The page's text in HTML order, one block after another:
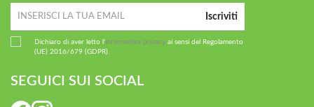
Iscriviti
Dichiaro di aver letto l'informativa privacy ai sensi del Regolamento
(UE) 2016/679 (GDPR).
SEGUICI SUI SOCIAL